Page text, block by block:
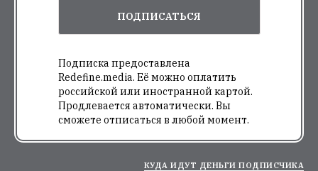
ПОДПИСАТЬСЯ
Подписка предоставлена
Redefine.media. Её можно оплатить
российской или иностранной картой.
Продлевается автоматически. Вы
сможете отписаться в любой момент.
КУДА ИДУТ ДЕНЬГИ ПОДПИСЧИКА